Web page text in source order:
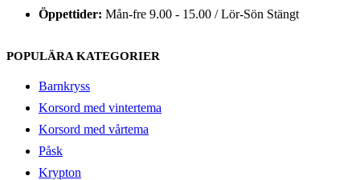
Öppettider: Mån-fre 9.00 - 15.00 / Lör-Sön Stängt
POPULÄRA KATEGORIER
Barnkryss
Korsord med vintertema
Korsord med vårtema
Påsk
Krypton